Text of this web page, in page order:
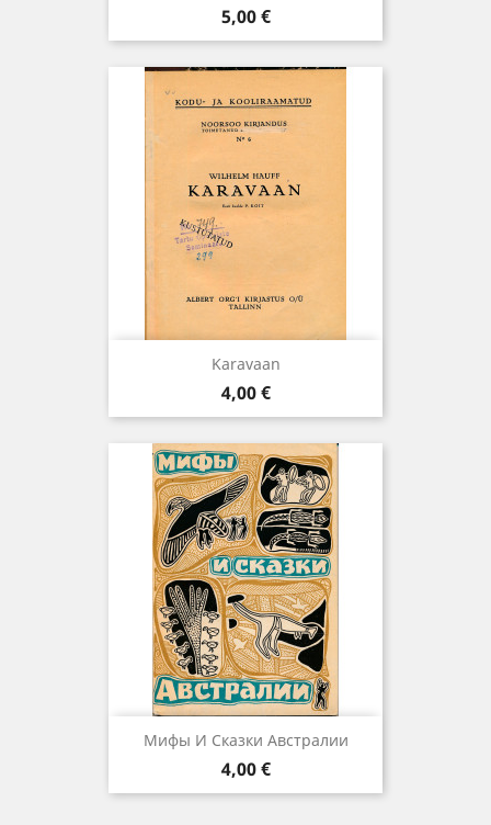
Hind
5,00 €
Karavaan
Hind
4,00 €
Мифы И Сказки Австралии
Hind
4,00 €